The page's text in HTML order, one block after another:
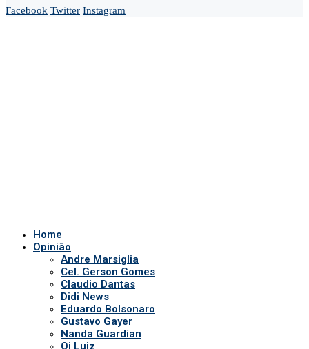
Facebook Twitter Instagram
Home
Opinião
Andre Marsiglia
Cel. Gerson Gomes
Claudio Dantas
Didi News
Eduardo Bolsonaro
Gustavo Gayer
Nanda Guardian
Oi Luiz